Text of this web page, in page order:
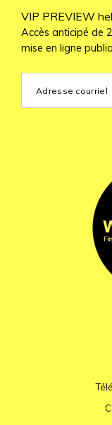
VIP PREVIEW
Accès anticipé de
mise en ligne